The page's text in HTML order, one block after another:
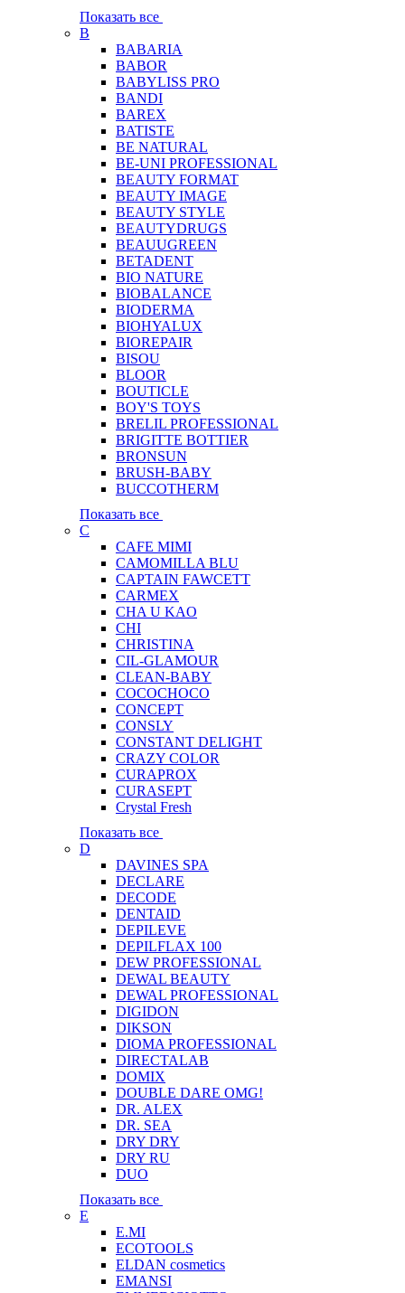
Показать все
B
BABARIA
BABOR
BABYLISS PRO
BANDI
BAREX
BATISTE
BE NATURAL
BE-UNI PROFESSIONAL
BEAUTY FORMAT
BEAUTY IMAGE
BEAUTY STYLE
BEAUTYDRUGS
BEAUUGREEN
BETADENT
BIO NATURE
BIOBALANCE
BIODERMA
BIOHYALUX
BIOREPAIR
BISOU
BLOOR
BOUTICLE
BOY'S TOYS
BRELIL PROFESSIONAL
BRIGITTE BOTTIER
BRONSUN
BRUSH-BABY
BUCCOTHERM
Показать все
C
CAFE MIMI
CAMOMILLA BLU
CAPTAIN FAWCETT
CARMEX
CHA U KAO
CHI
CHRISTINA
CIL-GLAMOUR
CLEAN-BABY
COCOCHOCO
CONCEPT
CONSLY
CONSTANT DELIGHT
CRAZY COLOR
CURAPROX
CURASEPT
Crystal Fresh
Показать все
D
DAVINES SPA
DECLARE
DECODE
DENTAID
DEPILEVE
DEPILFLAX 100
DEW PROFESSIONAL
DEWAL BEAUTY
DEWAL PROFESSIONAL
DIGIDON
DIKSON
DIOMA PROFESSIONAL
DIRECTALAB
DOMIX
DOUBLE DARE OMG!
DR. ALEX
DR. SEA
DRY DRY
DRY RU
DUO
Показать все
E
E.MI
ECOTOOLS
ELDAN cosmetics
EMANSI